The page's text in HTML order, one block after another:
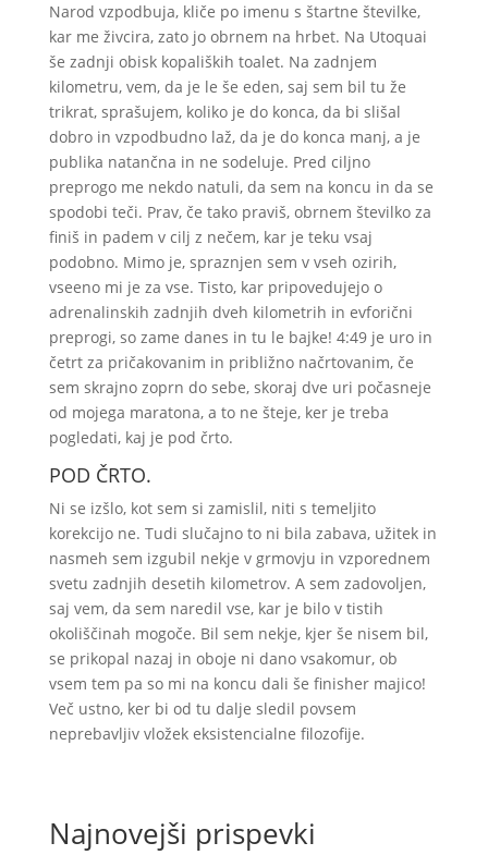
Narod vzpodbuja, kliče po imenu s štartne številke,
kar me živcira, zato jo obrnem na hrbet. Na Utoquai
še zadnji obisk kopaliških toalet. Na zadnjem
kilometru, vem, da je le še eden, saj sem bil tu že
trikrat, sprašujem, koliko je do konca, da bi slišal
dobro in vzpodbudno laž, da je do konca manj, a je
publika natančna in ne sodeluje. Pred ciljno
preprogo me nekdo natuli, da sem na koncu in da se
spodobi teči. Prav, če tako praviš, obrnem številko za
finiš in padem v cilj z nečem, kar je teku vsaj
podobno. Mimo je, spraznjen sem v vseh ozirih,
vseeno mi je za vse. Tisto, kar pripovedujejo o
adrenalinskih zadnjih dveh kilometrih in evforični
preprogi, so zame danes in tu le bajke! 4:49 je uro in
četrt za pričakovanim in približno načrtovanim, če
sem skrajno zoprn do sebe, skoraj dve uri počasneje
od mojega maratona, a to ne šteje, ker je treba
pogledati, kaj je pod črto.
POD ČRTO.
Ni se izšlo, kot sem si zamislil, niti s temeljito
korekcijo ne. Tudi slučajno to ni bila zabava, užitek in
nasmeh sem izgubil nekje v grmovju in vzporednem
svetu zadnjih desetih kilometrov. A sem zadovoljen,
saj vem, da sem naredil vse, kar je bilo v tistih
okoliščinah mogoče. Bil sem nekje, kjer še nisem bil,
se prikopal nazaj in oboje ni dano vsakomur, ob
vsem tem pa so mi na koncu dali še finisher majico!
Več ustno, ker bi od tu dalje sledil povsem
neprebavljiv vložek eksistencialne filozofije.
Najnovejši prispevki